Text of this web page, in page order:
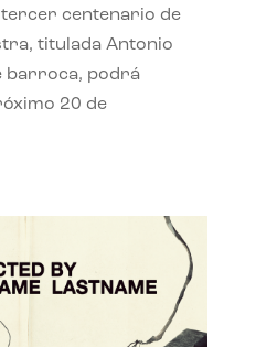
centenario de
titulada Antonio
barroca, podrá
20 de